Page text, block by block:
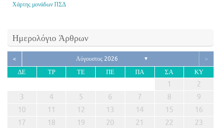
Χάρτης μονάδων ΠΣΔ
Ημερολόγιο Άρθρων
< Αύγουστος 2026 ▼
>
ΔΕ
ΤΡ ΤΕ ΠΕ ΠΑ ΣΑ ΚΥ
1
2
3
4 5 6 7 8
9
10
11 12 13 14 15
16
17
18 19 20 21 22
23